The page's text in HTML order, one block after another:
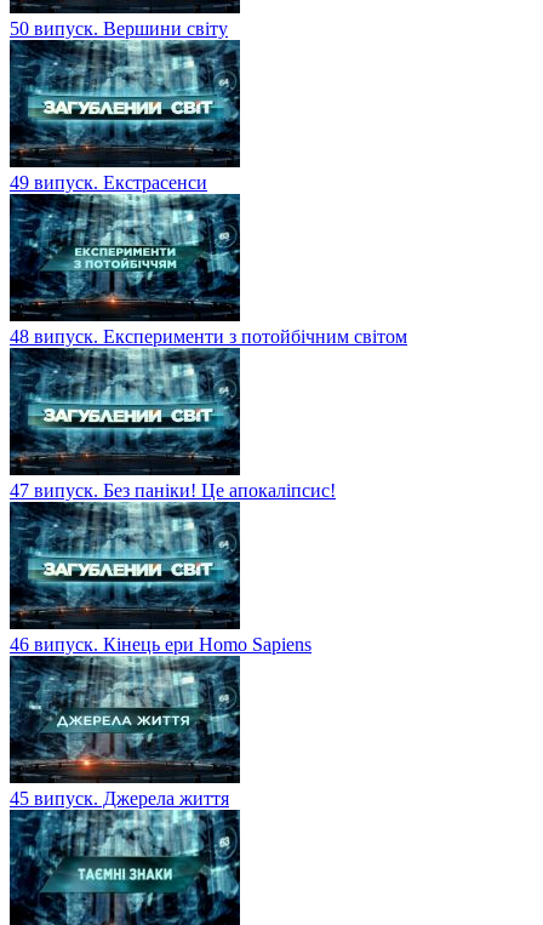
50 випуск. Вершини світу
49 випуск. Екстрасенси
48 випуск. Експерименти з потойбічним світом
47 випуск. Без паніки! Це апокаліпсис!
46 випуск. Кінець ери Homo Sapiens
45 випуск. Джерела життя